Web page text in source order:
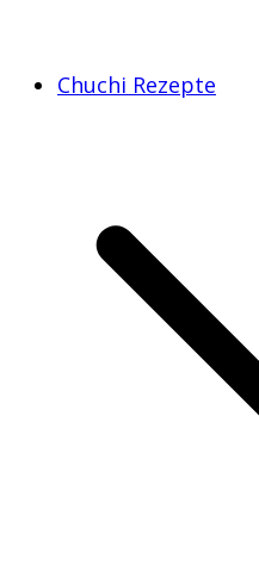
Chuchi Rezepte